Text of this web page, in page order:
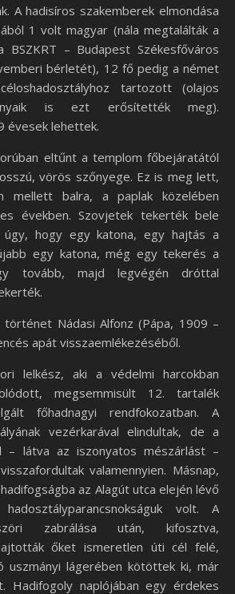
A hadisíros szakemberek elmondása
1 volt magyar (nála megtalálták a
BSZKRT – Budapest Székesfőváros
bérletét), 12 fő pedig a német
tartozott (olajos
is ezt erősítették meg).
évesek lehettek.
eltűnt a templom főbejáratától
vörös szőnyege. Ez is meg lett,
mellett balra, a paplak közelében
években. Szovjetek tekerték bele
hogy egy katona, egy hajtás a
egy katona, még egy tekerés a
tovább, majd legvégén dróttal
Nádasi Alfonz (Pápa, 1909 –
apát visszaemlékezéséből.
lelkész, aki a védelmi harcokban
megsemmisült 12. tartalék
főhadnagyi rendfokozatban. A
vezérkarával elindultak, de a
– látva az iszonyatos mészárlást –
valamennyien. Másnap,
az Alagút utca elején lévő
volt. A
zabrálása után, kifosztva,
őket ismeretlen úti cél felé,
uszmányi lágerében kötöttek ki, már
Hadifogoly naplójában egy érdekes